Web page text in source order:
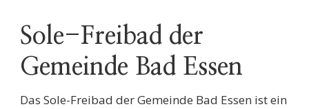
Sole-Freibad der
Gemeinde Bad Essen
Das Sole-Freibad der Gemeinde Bad Essen ist ein